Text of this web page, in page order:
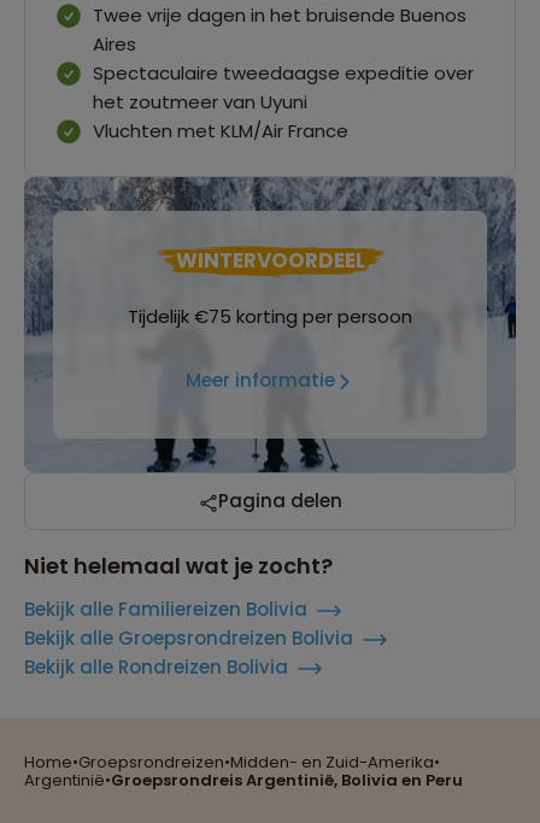
Home•Groepsrondreizen•Midden- en Zuid-Amerika•
Argentinië•Groepsrondreis Argentinië, Bolivia en Peru
Twee vrije dagen in het bruisende Buenos
Aires
Spectaculaire tweedaagse expeditie over
het zoutmeer van Uyuni
Vluchten met KLM/Air France
WINTERVOORDEEL
Tijdelijk €75 korting per persoon
Meer informatie
Pagina delen
Niet helemaal wat je zocht?
Bekijk alle Familiereizen Bolivia
Bekijk alle Groepsrondreizen Bolivia
Bekijk alle Rondreizen Bolivia
Reizen met oog voor mens, cultuur en milieu